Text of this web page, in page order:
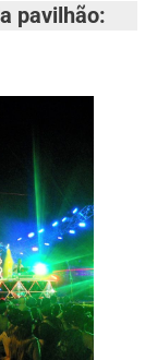
pavilhão: